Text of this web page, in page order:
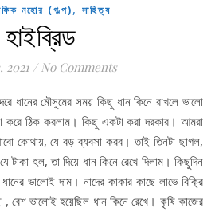
নহোর (গল্প), সাহিত্য
হাইব্রিড
2021 / No Comments
করে ঠিক করলাম। কিছু একটা করা দরকার। আমরা
কোথায়, যে বড় ব্যবসা করব। তাই তিনটা ছাগল,
টাকা হল, তা দিয়ে ধান কিনে রেখে দিলাম। কিছুদিন
ভালোই দাম। নাদের কাকার কাছে লাভে বিক্রি
বেশ ভালোই হয়েছিল ধান কিনে রেখে। কৃষি কাজের